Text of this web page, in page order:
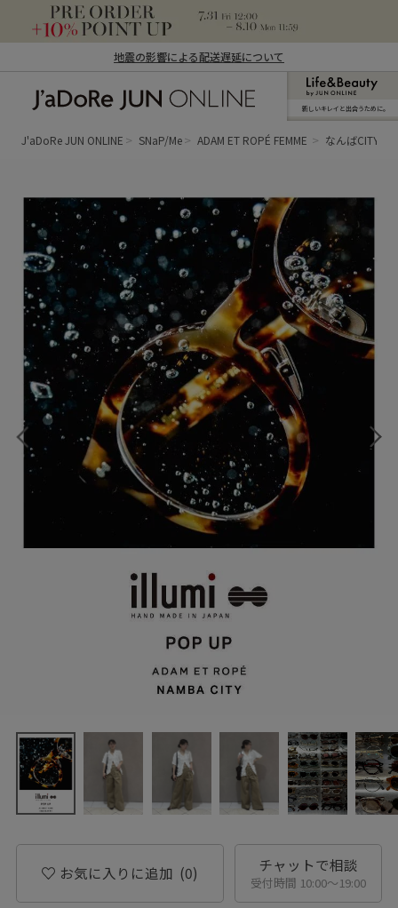
地震の影響による配送遅延について
ン オンライン）
新しいキレイと出合うために。
J'aDoRe JUN ONLINE SNaP/Me ADAM ET ROPÉ FEMME なんばCITY
お気に入りに追加 (0) チャットで相談
受付時間 10:00〜19:00